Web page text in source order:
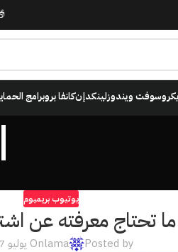
ويندوزلينكدإنكانفا بروبرامج
يوتيوب بريميوم
معرفته عن
Posted by
lamaOn يوليو 7, 2026